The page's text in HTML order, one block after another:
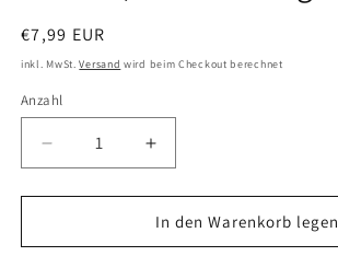
Normaler
Preis
€7,99 EUR
inkl. MwSt.Versand wird beim Checkout berechnet
Anzahl
Verringere
die
Menge
Adressbuch
Erhöhe
die
Menge
für
Adressbuch
In den Warenkorb legen